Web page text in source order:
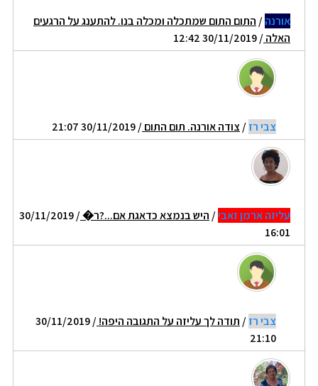
אורנה/ התום התום שמתכלה ומכלה בנו. להתענג על הרגעים
האלה/ 30/11/2019 12:42
צבי רז/ צודה אורנה. תום התום/ 30/11/2019 21:07
עליזה ארמן זאבי/ היש בנמצא כדאגת אם...?ר� / 30/11/2019
16:01
צבי רז/ תודה לך עליזה על התגובה היפה!
/ 30/11/2019
21:10